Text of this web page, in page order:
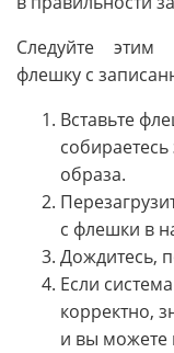
Следуйте этим
флешку с
Вставьте
образа.
с флешки в
Дождитесь,
Если
корректно,
и вы можете